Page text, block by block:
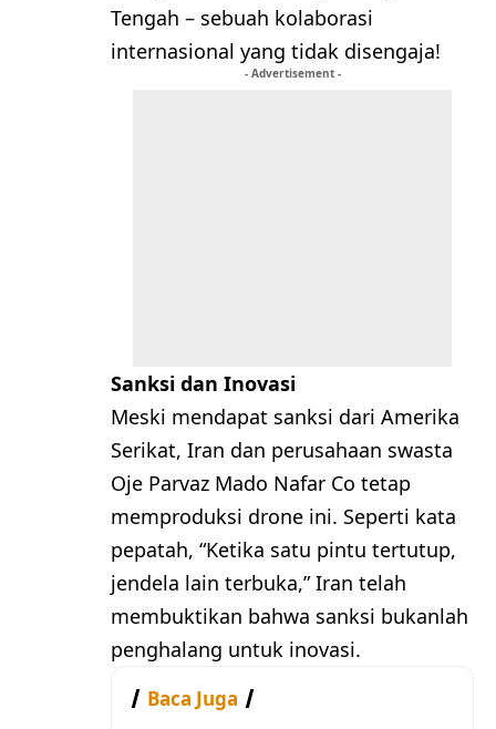
Tengah – sebuah kolaborasi
internasional yang tidak disengaja!
- Advertisement -
Sanksi dan Inovasi
Meski mendapat sanksi dari Amerika
Serikat, Iran dan perusahaan swasta
Oje Parvaz Mado Nafar Co tetap
memproduksi drone ini. Seperti kata
pepatah, “Ketika satu pintu tertutup,
jendela lain terbuka,” Iran telah
membuktikan bahwa sanksi bukanlah
penghalang untuk inovasi.
Baca Juga